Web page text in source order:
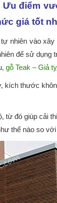
điểm
giá tốt
nhiên vào
để sử dụng
gỗ Teak – Giả tỵ
thước
đó giúp cải
thế nào so với